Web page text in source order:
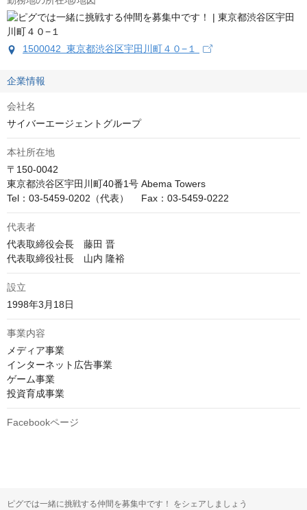
1500042 東京都渋谷区宇田川町４０−１
企業情報
会社名
サイバーエージェントグループ
本社所在地
〒150-0042
東京都渋谷区宇田川町40番1号 Abema Towers
Tel：03-5459-0202（代表）　 Fax：03-5459-0222
代表者
代表取締役会長　藤田 晋
代表取締役社長　山内 隆裕
設立
1998年3月18日
事業内容
メディア事業
インターネット広告事業
ゲーム事業
投資育成事業
Facebookページ
ピグでは一緒に挑戦する仲間を募集中です！ をシェアしましょう